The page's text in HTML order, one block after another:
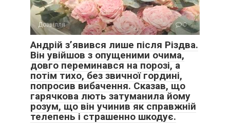
Дозвілля 0
Андрій з’явився лише після Різдва.
Він увійшов з опущеними очима,
довго переминався на порозі, а
потім тихо, без звичної гордині,
попросив вибачення. Сказав, що
гарячкова лють затуманила йому
розум, що він учинив як справжній
телепень і страшенно шкодує.